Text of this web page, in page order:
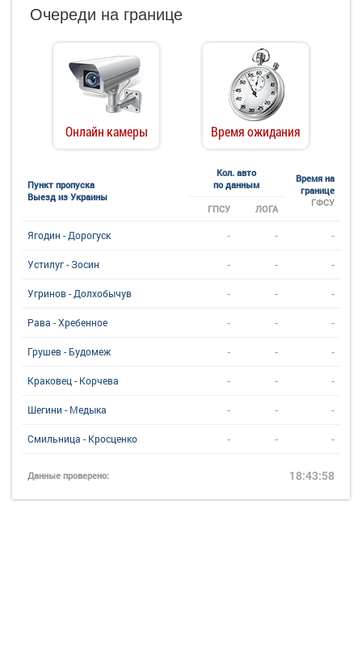
Очереди на границе
Онлайн камеры Время ожидания
Пункт пропуска
Выезд из Украины
Кол. авто
по данным
Время на
границе
ГФСУ
ГПСУ ЛОГА
Ягодин - Дорогуск - - -
Устилуг - Зосин - - -
Угринов - Долхобычув - - -
Рава - Хребенное - - -
Грушев - Будомеж - - -
Краковец - Корчева - - -
Шегини - Медыка - - -
Смильница - Кросценко - - -
Данные проверено: 18:43:58